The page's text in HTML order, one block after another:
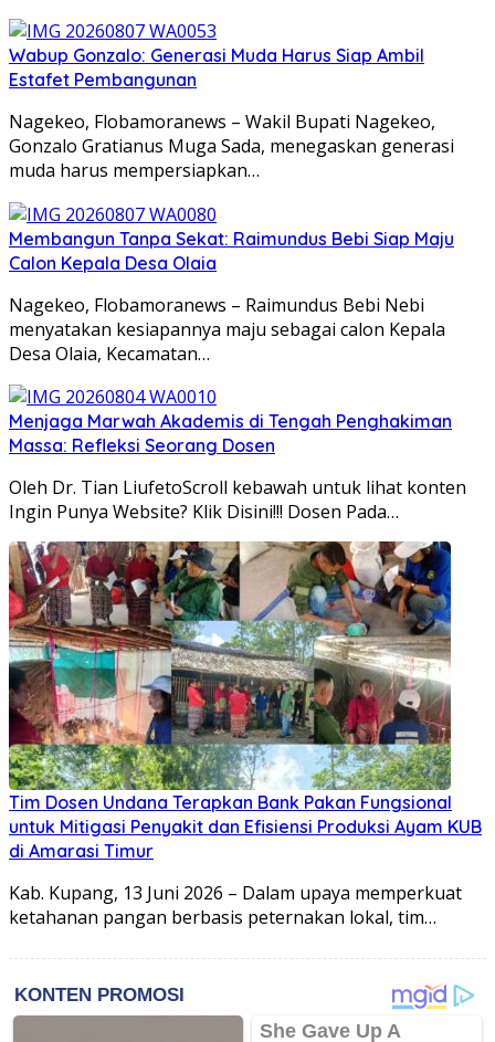
Wabup Gonzalo: Generasi Muda Harus Siap Ambil
Estafet Pembangunan
Nagekeo, Flobamoranews – Wakil Bupati Nagekeo,
Gonzalo Gratianus Muga Sada, menegaskan generasi
muda harus mempersiapkan…
Membangun Tanpa Sekat: Raimundus Bebi Siap Maju
Calon Kepala Desa Olaia
Nagekeo, Flobamoranews – Raimundus Bebi Nebi
menyatakan kesiapannya maju sebagai calon Kepala
Desa Olaia, Kecamatan…
Menjaga Marwah Akademis di Tengah Penghakiman
Massa: Refleksi Seorang Dosen
Oleh Dr. Tian LiufetoScroll kebawah untuk lihat konten
Ingin Punya Website? Klik Disini!!! Dosen Pada…
Tim Dosen Undana Terapkan Bank Pakan Fungsional
untuk Mitigasi Penyakit dan Efisiensi Produksi Ayam KUB
di Amarasi Timur
Kab. Kupang, 13 Juni 2026 – Dalam upaya memperkuat
ketahanan pangan berbasis peternakan lokal, tim…